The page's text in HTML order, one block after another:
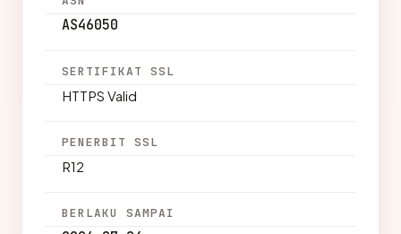
AS46050
SERTIFIKAT SSL
HTTPS Valid
PENERBIT SSL
R12
BERLAKU SAMPAI